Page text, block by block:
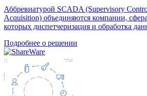
Аббревиатурой SCADA (Supervisory
Acquisition) объединяются компании,
которых диспетчеризация и обработка
Подробнее о решении